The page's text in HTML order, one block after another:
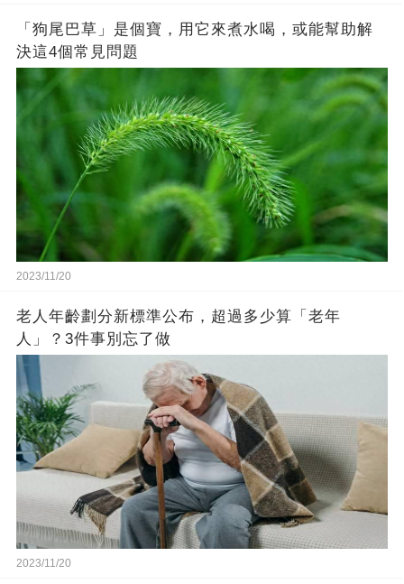
「狗尾巴草」是個寶，用它來煮水喝，或能幫助解
決這4個常見問題
2023/11/20
老人年齡劃分新標準公布，超過多少算「老年
人」？3件事別忘了做
2023/11/20